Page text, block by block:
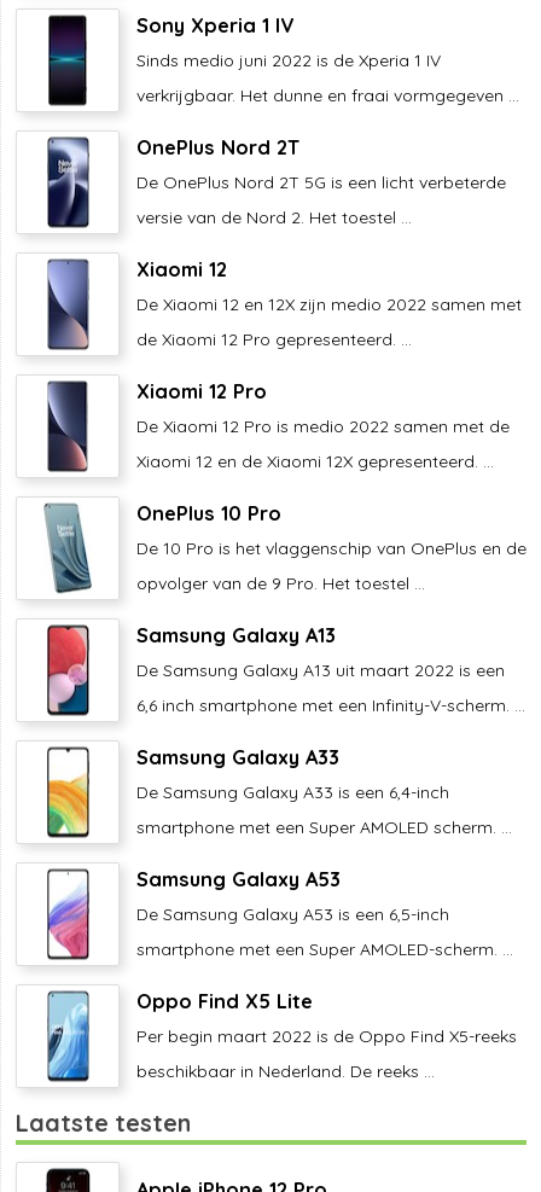
Sony Xperia 1 IV
Sinds medio juni 2022 is de Xperia 1 IV
verkrijgbaar. Het dunne en fraai vormgegeven ...
OnePlus Nord 2T
De OnePlus Nord 2T 5G is een licht verbeterde
versie van de Nord 2. Het toestel ...
Xiaomi 12
De Xiaomi 12 en 12X zijn medio 2022 samen met
de Xiaomi 12 Pro gepresenteerd. ...
Xiaomi 12 Pro
De Xiaomi 12 Pro is medio 2022 samen met de
Xiaomi 12 en de Xiaomi 12X gepresenteerd. ...
OnePlus 10 Pro
De 10 Pro is het vlaggenschip van OnePlus en de
opvolger van de 9 Pro. Het toestel ...
Samsung Galaxy A13
De Samsung Galaxy A13 uit maart 2022 is een
6,6 inch smartphone met een Infinity-V-scherm. ...
Samsung Galaxy A33
De Samsung Galaxy A33 is een 6,4-inch
smartphone met een Super AMOLED scherm. ...
Samsung Galaxy A53
De Samsung Galaxy A53 is een 6,5-inch
smartphone met een Super AMOLED-scherm. ...
Oppo Find X5 Lite
Per begin maart 2022 is de Oppo Find X5-reeks
beschikbaar in Nederland. De reeks ...
Laatste testen